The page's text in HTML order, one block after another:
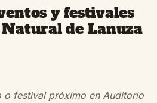
y festivales
de Lanuza
o festival próximo en Auditorio